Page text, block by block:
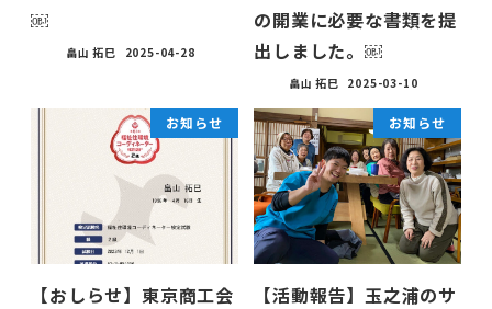
￼
畠山 拓巳 2025-04-28
の開業に必要な書類を提
出しました。￼
畠山 拓巳 2025-03-10
お知らせ
【おしらせ】東京商工会
お知らせ
【活動報告】玉之浦のサ